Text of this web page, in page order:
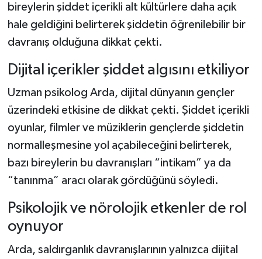
bireylerin şiddet içerikli alt kültürlere daha açık
hale geldiğini belirterek şiddetin öğrenilebilir bir
davranış olduğuna dikkat çekti.
Dijital içerikler şiddet algısını etkiliyor
Uzman psikolog Arda, dijital dünyanın gençler
üzerindeki etkisine de dikkat çekti. Şiddet içerikli
oyunlar, filmler ve müziklerin gençlerde şiddetin
normalleşmesine yol açabileceğini belirterek,
bazı bireylerin bu davranışları “intikam” ya da
“tanınma” aracı olarak gördüğünü söyledi.
Psikolojik ve nörolojik etkenler de rol
oynuyor
Arda, saldırganlık davranışlarının yalnızca dijital